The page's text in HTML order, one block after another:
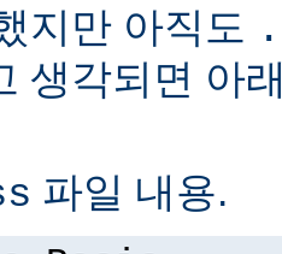
지만 아직도
생각되면 아
파일 내용.